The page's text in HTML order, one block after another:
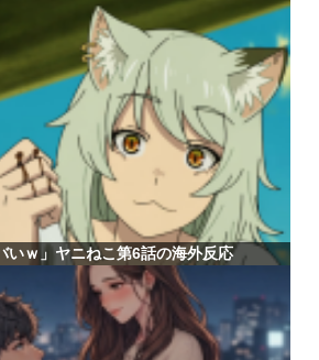
いｗ」ヤニねこ第6話の海外反応